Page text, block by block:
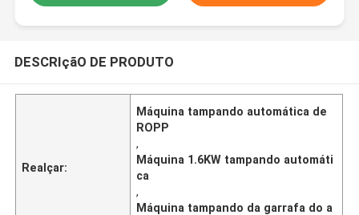
DESCRIçãO DE PRODUTO
Realçar:
Máquina tampando automática de
ROPP
,
Máquina 1.6KW tampando automáti
ca
,
Máquina tampando da garrafa do a